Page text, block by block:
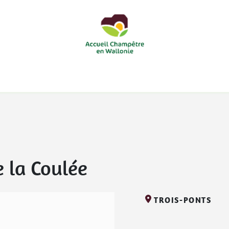
la Coulée
TROIS-PONTS